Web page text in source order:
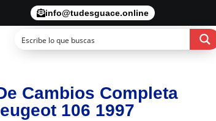
info@tudesguace.online
Cambios Completa
106 1997